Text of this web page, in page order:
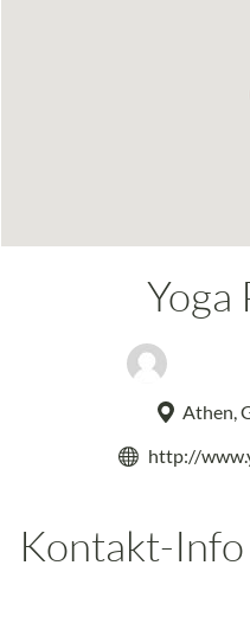
Yoga
Athen,
http://
Kontakt-Info